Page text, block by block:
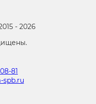
- 2026
81
spb.ru